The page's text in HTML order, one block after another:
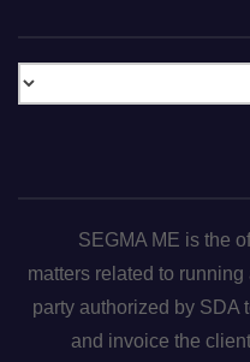
SEGMA ME is the
matters related to
party authorized by SDA
and invoice the